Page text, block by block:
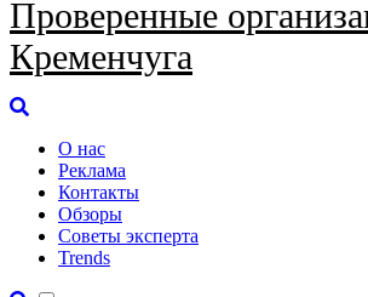
Проверенные
Кременчуга
О нас
Реклама
Контакты
Обзоры
Советы эксперта
Trends